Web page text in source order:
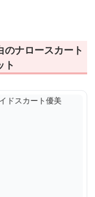
のナロースカート
ト